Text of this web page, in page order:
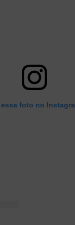
essa foto no